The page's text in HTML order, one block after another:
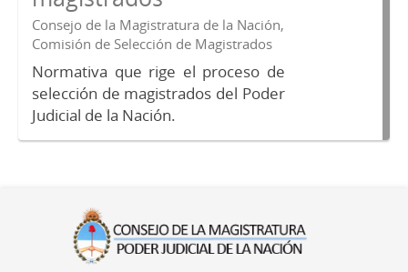
Consejo de la Magistratura de la Nación,
Comisión de Selección de Magistrados
Normativa que rige el proceso de
selección de magistrados del Poder
Judicial de la Nación.